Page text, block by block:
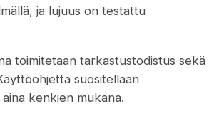
ja lujuus on testattu
toimitetaan tarkastustodistus sekä
suositellaan
kenkien mukana.